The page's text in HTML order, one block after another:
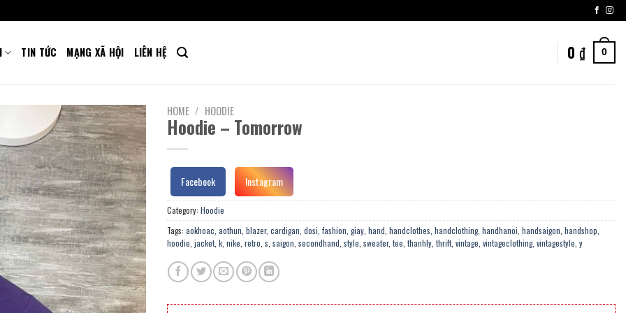
TIN TỨC MẠNG XÃ HỘI LIÊN HỆ 0₫ 0
HOME / HOODIE
Hoodie – Tomorrow
Facebook Instagram
Category: Hoodie
Tags: aokhoac aothun blazer, cardigan dosi fashion giay hand handclothes handclothing handhanoi handsaigon handshop
hoodie jacket k nike retro s saigon secondhand style sweater, tee thanhly thrift vintage vintageclothing vintagestyle y